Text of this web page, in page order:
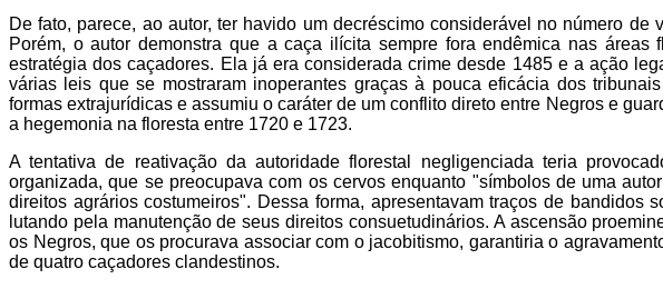
De fato, parece, ao autor, ter havido um decréscimo considerável no número
Porém, o autor demonstra que a caça ilícita sempre fora endêmica nas
estratégia dos caçadores. Ela já era considerada crime desde 1485 e a ação
várias leis que se mostraram inoperantes graças à pouca eficácia dos
formas extrajurídicas e assumiu o caráter de um conflito direto entre Negros e
a hegemonia na floresta entre 1720 e 1723.
A tentativa de reativação da autoridade florestal negligenciada teria
organizada, que se preocupava com os cervos enquanto "símbolos de uma
direitos agrários costumeiros". Dessa forma, apresentavam traços de bandidos
lutando pela manutenção de seus direitos consuetudinários. A ascensão
os Negros, que os procurava associar com o jacobitismo, garantiria o
de quatro caçadores clandestinos.